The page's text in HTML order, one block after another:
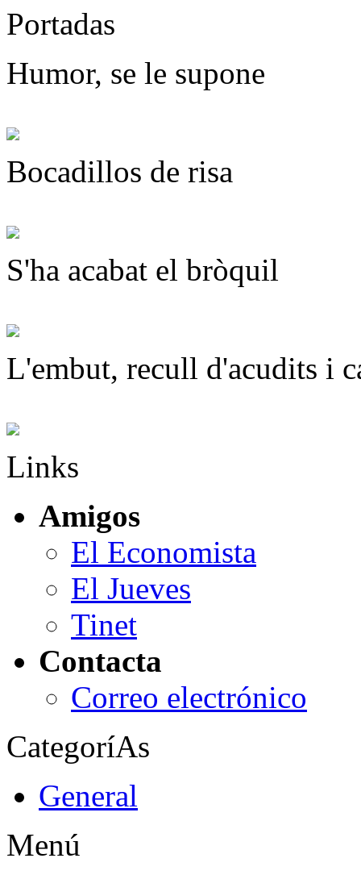
Portadas
Humor, se le supone
Bocadillos de risa
S'ha acabat el bròquil
L'embut, recull d'acudits i
Links
Amigos
El Economista
El Jueves
Tinet
Contacta
Correo electrónico
CategoríAs
General
Menú